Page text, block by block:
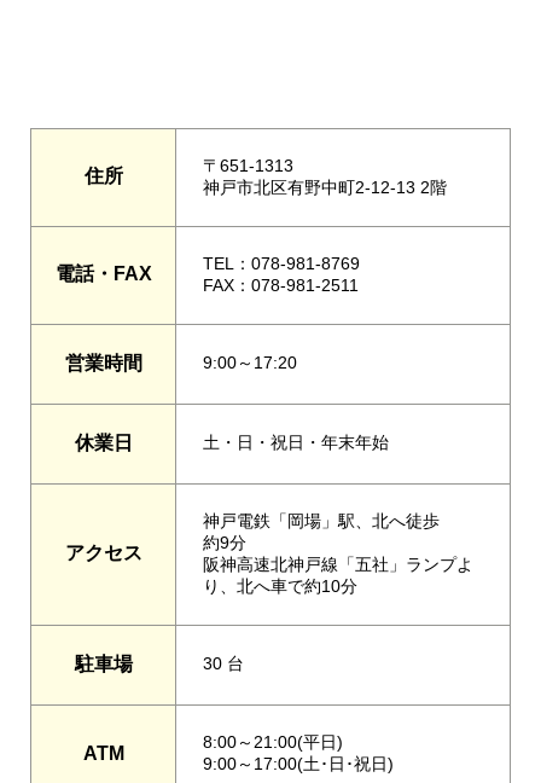
住所
〒651-1313
神戸市北区有野中町2-12-13 2階
電話・FAX
TEL：078-981-8769
FAX：078-981-2511
営業時間 9:00～17:20
休業日 土・日・祝日・年末年始
アクセス
神戸電鉄「岡場」駅、北へ徒歩
約9分
阪神高速北神戸線「五社」ランプよ
り、北へ車で約10分
駐車場 30 台
ATM
8:00～21:00(平日)
9:00～17:00(土･日･祝日)